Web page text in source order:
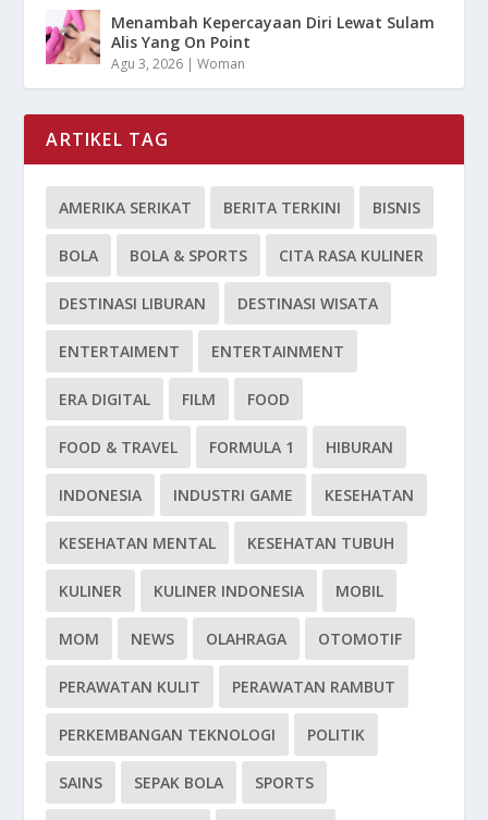
Menambah Kepercayaan Diri Lewat Sulam
Alis Yang On Point
Agu 3, 2026 |Woman
ARTIKEL TAG
AMERIKA SERIKAT BERITA TERKINI BISNIS
BOLA BOLA & SPORTS CITA RASA KULINER
DESTINASI LIBURAN DESTINASI WISATA
ENTERTAIMENT ENTERTAINMENT
ERA DIGITAL FILM FOOD
FOOD & TRAVEL FORMULA 1 HIBURAN
INDONESIA INDUSTRI GAME KESEHATAN
KESEHATAN MENTAL KESEHATAN TUBUH
KULINER KULINER INDONESIA MOBIL
MOM NEWS OLAHRAGA OTOMOTIF
PERAWATAN KULIT PERAWATAN RAMBUT
PERKEMBANGAN TEKNOLOGI POLITIK
SAINS SEPAK BOLA SPORTS